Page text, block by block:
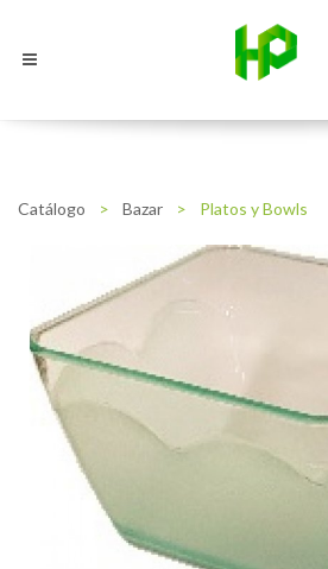
Catálogo > Bazar > Platos y Bowls